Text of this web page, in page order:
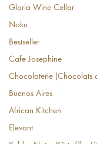
Gloria Wine Cellar
Noku
Bestseller
Cafe Josephine
Chocolaterie (Chocolats
Buenos Aires
African Kitchen
Elevant